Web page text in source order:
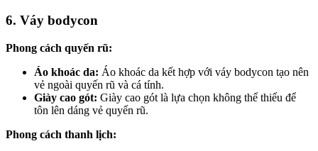
6. Váy bodycon
Phong cách quyến rũ:
Áo khoác da: Áo khoác da kết hợp với váy bodycon tạo nên
vẻ ngoài quyến rũ và cá tính.
Giày cao gót: Giày cao gót là lựa chọn không thể thiếu để
tôn lên dáng vẻ quyến rũ.
Phong cách thanh lịch: